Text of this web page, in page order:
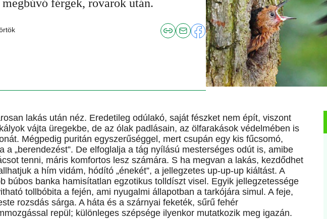
férgek, rovarok után.
lakás után néz. Eredetileg odúlakó, saját fészket nem épít, viszont
vájta üregekbe, de az ólak padlásain, az ölfarakások védelmében is
Mégpedig puritán egyszerűséggel, mert csupán egy kis fűcsomó,
a „berendezést”. De elfoglalja a tág nyílású mesterséges odút is, amibe
tenni, máris komfortos lesz számára. S ha megvan a lakás, kezdődhet
a hím vidám, hódító „énekét”, a jellegzetes up-up-up kiáltást. A
búbos banka hamisítatlan egzotikus tolldíszt visel. Egyik jellegzetessége
tollbóbita a fején, ami nyugalmi állapotban a tarkójára simul. A feje,
rozsdás sárga. A háta és a szárnyai feketék, sűrű fehér
repül; különleges szépsége ilyenkor mutatkozik meg igazán.